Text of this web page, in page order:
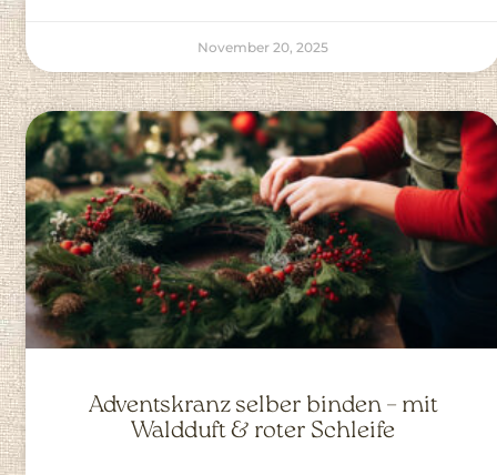
November 20, 2025
Adventskranz selber binden – mit
Waldduft & roter Schleife